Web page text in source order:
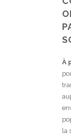
À
la